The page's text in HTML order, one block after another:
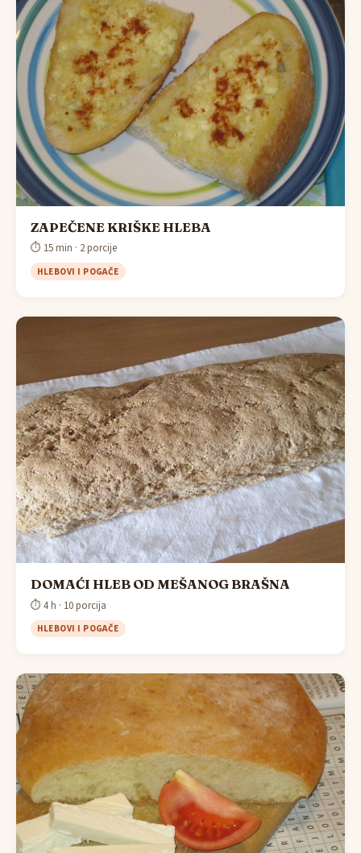
ZAPEČENE KRIŠKE HLEBA
⏱ 15 min · 2 porcije
HLEBOVI I POGAČE
DOMAĆI HLEB OD MEŠANOG BRAŠNA
⏱ 4 h · 10 porcija
HLEBOVI I POGAČE